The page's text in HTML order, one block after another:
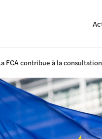
FCA contribue à la